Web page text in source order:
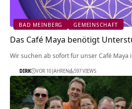
BAD MEINBERG GEMEINSCHAFT
Das Café Maya benötigt
Wir suchen ab sofort für unser Café
DIRK VOR 10 JAHREN 597 VIEWS